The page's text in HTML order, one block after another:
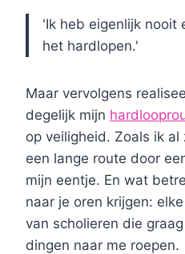
'Ik heb eigenlijk nooit
het hardlopen.'
Maar vervolgens
degelijk mijn
op veiligheid. Zoals ik
een lange route door
mijn eentje. En wat
naar je oren krijgen:
van scholieren die
dingen naar me roepen.